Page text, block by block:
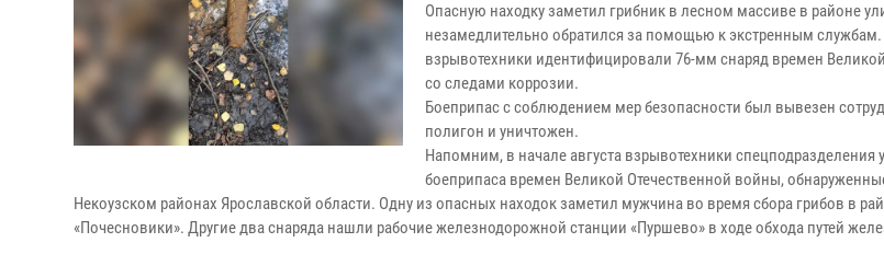
Опасную находку заметил грибник в лесном массиве в районе
незамедлительно обратился за помощью к экстренным
взрывотехники идентифицировали 76-мм снаряд времен
со следами коррозии.
Боеприпас с соблюдением мер безопасности был вывезен
полигон и уничтожен.
Напомним, в начале августа взрывотехники спецподразделения
боеприпаса времен Великой Отечественной войны,
Некоузском районах Ярославской области. Одну из опасных находок заметил мужчина во время сбора грибов в
«Почесновики». Другие два снаряда нашли рабочие железнодорожной станции «Пуршево» в ходе обхода путей